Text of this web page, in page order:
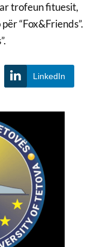
trofeun fituesit,
“Fox&Friends”.
LinkedIn